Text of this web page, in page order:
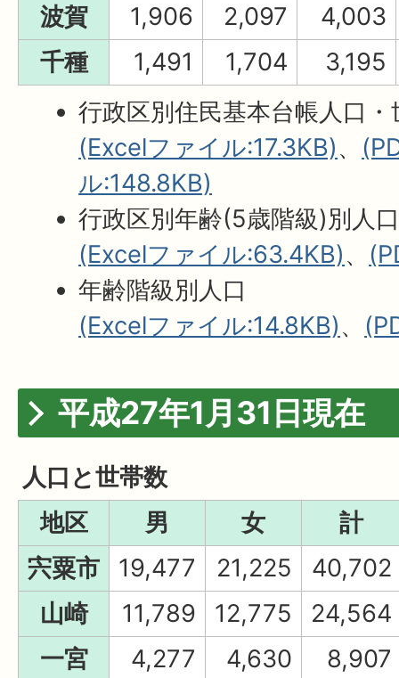
波賀
1,906 2,097
4,003
千種
1,491 1,704
3,195
行政区別住民基本台帳人口・
(Excelファイル:17.3KB)、
ル:148.8KB)
行政区別年齢(5歳階級)別人
(Excelファイル:63.4KB)、
年齢階級別人口
(Excelファイル:14.8KB)、
平成27年1月31日現在
人口と世帯数
地区
男 女
計
宍粟市
19,477 21,225
40,702
山崎
11,789 12,775
24,564
一宮
4,277 4,630
8,907